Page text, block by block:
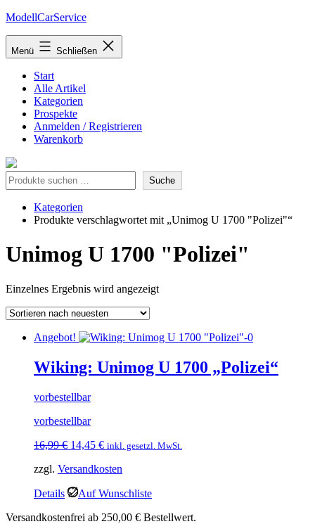
Zum
springen
ModellCarService
Menü Schließen
Start
Alle Artikel
Kategorien
Prospekte
Anmelden / Registrieren
Warenkorb
Suche Suche
Kategorien
Produkte verschlagwortet mit „Unimog U 1700 "Polizei"“
Unimog U 1700 "Polizei"
Einzelnes Ergebnis wird angezeigt
Angebot!
Wiking: Unimog U 1700 „Polizei“
vorbestellbar
vorbestellbar
16,99€ Ursprünglicher
war:
14,45 €Aktueller
ist:
inkl. gesetzl. MwSt.
zzgl. Versandkosten
Details
Auf Wunschliste
Versandkostenfrei ab 250,00 € Bestellwert.